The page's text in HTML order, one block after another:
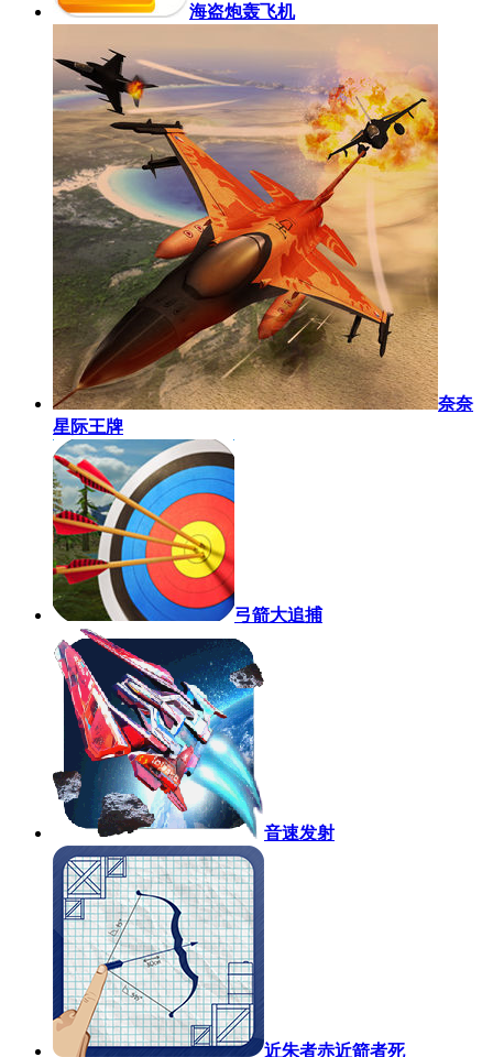
海盗炮轰飞机
奈奈
星际王牌
弓箭大追捕
音速发射
近朱者赤近箭者死